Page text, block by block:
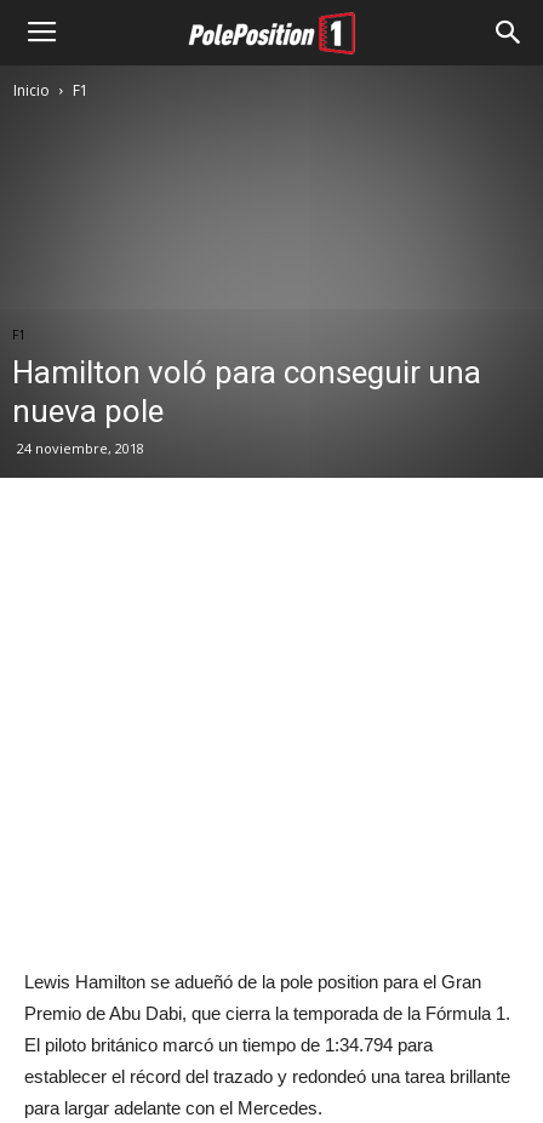
Inicio F1
F1
Hamilton voló para conseguir una
nueva pole
24 noviembre, 2018
Lewis Hamilton se adueñó de la pole position para el Gran
Premio de Abu Dabi, que cierra la temporada de la Fórmula 1.
El piloto británico marcó un tiempo de 1:34.794 para
establecer el récord del trazado y redondeó una tarea brillante
para largar adelante con el Mercedes.